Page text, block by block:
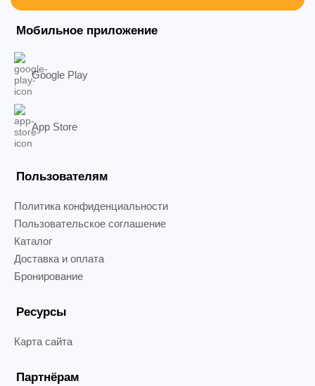
Мобильное приложение
Google Play
App Store
Пользователям
Политика конфиденциальности
Пользовательское соглашение
Каталог
Доставка и оплата
Бронирование
Ресурсы
Карта сайта
Партнёрам